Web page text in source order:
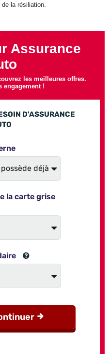
la résiliation.
Assurance
les meilleures offres.
engagement !